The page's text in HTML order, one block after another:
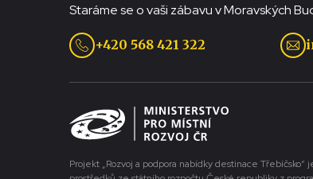
Staráme se o vaši zábavu v Moravských
+420 568 421 322
Projekt „Rozvoj a podpora nabídky destinace Třebíčsko“